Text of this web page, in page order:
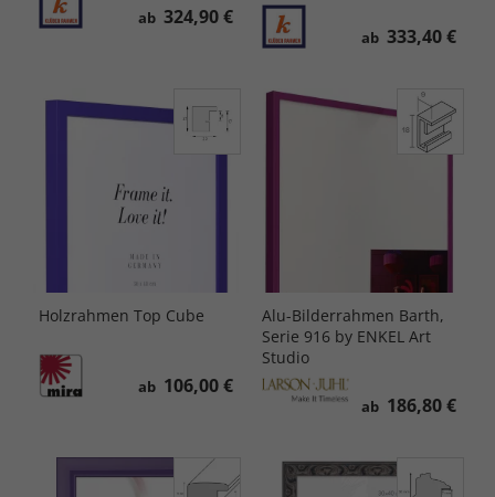
ab 324,90 €
ab 333,40 €
Holzrahmen Top Cube
ab 106,00 €
Alu-Bilderrahmen Barth,
Serie 916 by ENKEL Art
Studio
ab 186,80 €